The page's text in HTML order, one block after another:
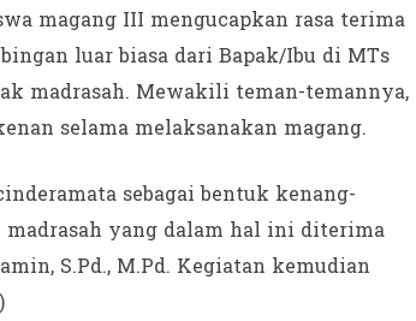
magang III mengucapkan rasa terima
luar biasa dari Bapak/Ibu di MTs
madrasah. Mewakili teman-temannya,
selama melaksanakan magang.
sebagai bentuk kenang-
yang dalam hal ini diterima
S.Pd., M.Pd. Kegiatan kemudian